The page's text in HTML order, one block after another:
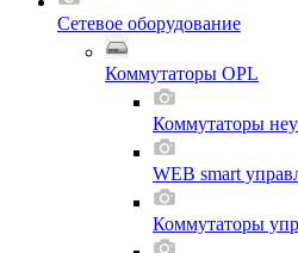
Сетевое оборудование
Коммутаторы OPL
Коммутаторы
WEB smart
Коммутаторы